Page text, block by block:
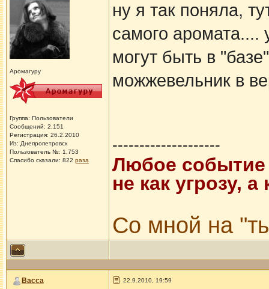
Аромагуру
Группа: Пользователи
Сообщений: 2,151
Регистрация: 26.2.2010
Из: Днепропетровск
Пользователь №: 1,753
Спасибо сказали: 822 раза
ну я так поняла,
самого
могут быть в
можжевельник в
--------------------
Любое событие
не как угрозу,
Со мной на
Васса 22.9.2010, 19:59